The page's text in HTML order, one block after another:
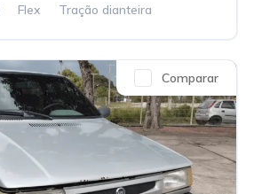
Flex Tração dianteira
Comparar